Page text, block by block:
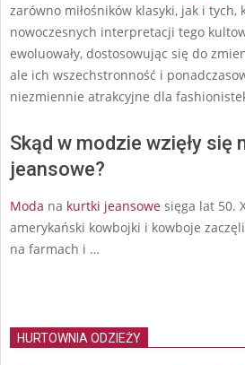
zarówno miłośników klasyki, jak i tych,
nowoczesnych interpretacji tego
ewoluowały, dostosowując się do
ale ich wszechstronność i
niezmiennie atrakcyjne dla
Skąd w modzie wzięły się
jeansowe?
Moda na kurtki jeansowe sięga lat 50.
amerykański kowbojki i kowboje
na farmach i …
HURTOWNIA ODZIEŻY